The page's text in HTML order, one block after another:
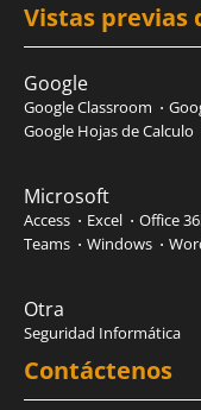
Vistas previas
Google
Google Classroom
Google Hojas de Calculo
Microsoft
Access Excel Office
Teams
Windows
Otra
Seguridad Informática
Contáctenos